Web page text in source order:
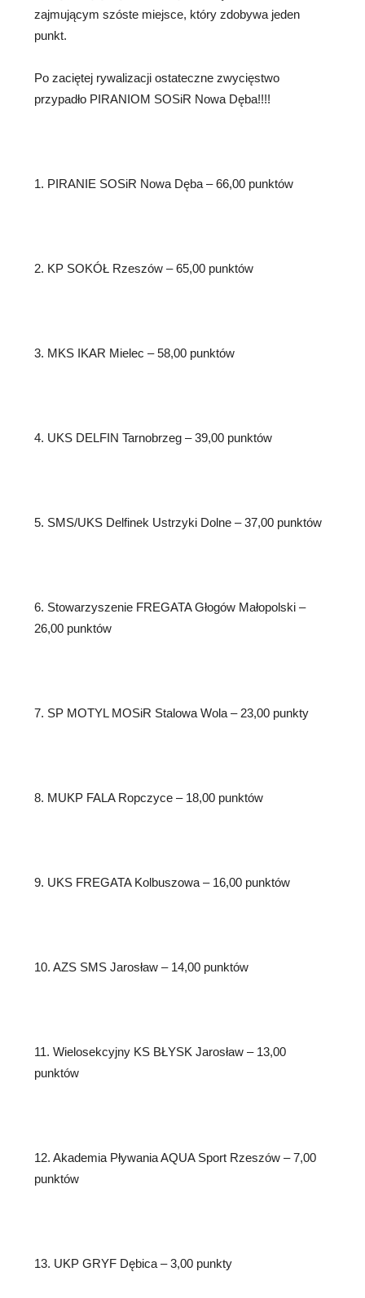
zajmującym szóste miejsce, który zdobywa jeden
punkt.
Po zaciętej rywalizacji ostateczne zwycięstwo
przypadło PIRANIOM SOSiR Nowa Dęba!!!!
1. PIRANIE SOSiR Nowa Dęba – 66,00 punktów
2. KP SOKÓŁ Rzeszów – 65,00 punktów
3. MKS IKAR Mielec – 58,00 punktów
4. UKS DELFIN Tarnobrzeg – 39,00 punktów
5. SMS/UKS Delfinek Ustrzyki Dolne – 37,00 punktów
6. Stowarzyszenie FREGATA Głogów Małopolski –
26,00 punktów
7. SP MOTYL MOSiR Stalowa Wola – 23,00 punkty
8. MUKP FALA Ropczyce – 18,00 punktów
9. UKS FREGATA Kolbuszowa – 16,00 punktów
10. AZS SMS Jarosław – 14,00 punktów
11. Wielosekcyjny KS BŁYSK Jarosław – 13,00
punktów
12. Akademia Pływania AQUA Sport Rzeszów – 7,00
punktów
13. UKP GRYF Dębica – 3,00 punkty